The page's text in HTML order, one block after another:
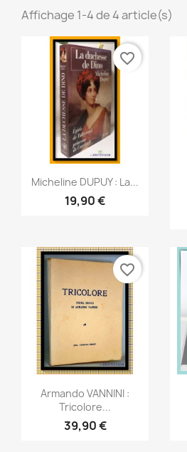
Affichage 1-4 de 4 article(s)
Aperçu rapide
Micheline DUPUY : La...
19,90 €
favorite_border
Aperçu rapide
Armando VANNINI :
Tricolore...
39,90 €
favorite_border